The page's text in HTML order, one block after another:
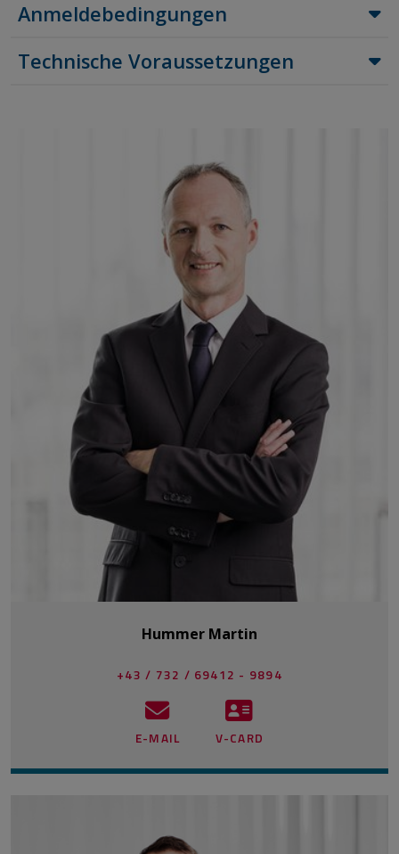
Anmeldebedingungen
Technische Voraussetzungen
Hummer Martin
+43 / 732 / 69412 - 9894
E-MAIL V-CARD